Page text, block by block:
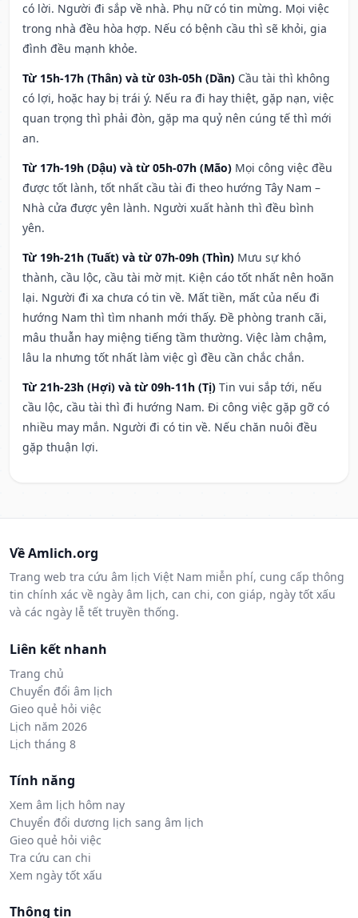
có lời. Người đi sắp về nhà. Phụ nữ có tin mừng. Mọi việc
trong nhà đều hòa hợp. Nếu có bệnh cầu thì sẽ khỏi, gia
đình đều mạnh khỏe.
Từ 15h-17h (Thân) và từ 03h-05h (Dần) Cầu tài thì không
có lợi, hoặc hay bị trái ý. Nếu ra đi hay thiệt, gặp nạn, việc
quan trọng thì phải đòn, gặp ma quỷ nên cúng tế thì mới
an.
Từ 17h-19h (Dậu) và từ 05h-07h (Mão) Mọi công việc đều
được tốt lành, tốt nhất cầu tài đi theo hướng Tây Nam –
Nhà cửa được yên lành. Người xuất hành thì đều bình
yên.
Từ 19h-21h (Tuất) và từ 07h-09h (Thìn) Mưu sự khó
thành, cầu lộc, cầu tài mờ mịt. Kiện cáo tốt nhất nên hoãn
lại. Người đi xa chưa có tin về. Mất tiền, mất của nếu đi
hướng Nam thì tìm nhanh mới thấy. Đề phòng tranh cãi,
mâu thuẫn hay miệng tiếng tầm thường. Việc làm chậm,
lâu la nhưng tốt nhất làm việc gì đều cần chắc chắn.
Từ 21h-23h (Hợi) và từ 09h-11h (Tị) Tin vui sắp tới, nếu
cầu lộc, cầu tài thì đi hướng Nam. Đi công việc gặp gỡ có
nhiều may mắn. Người đi có tin về. Nếu chăn nuôi đều
gặp thuận lợi.
Về Amlich.org
Trang web tra cứu âm lịch Việt Nam miễn phí, cung cấp thông
tin chính xác về ngày âm lịch, can chi, con giáp, ngày tốt xấu
và các ngày lễ tết truyền thống.
Liên kết nhanh
Trang chủ
Chuyển đổi âm lịch
Gieo quẻ hỏi việc
Lịch năm 2026
Lịch tháng 8
Tính năng
Xem âm lịch hôm nay
Chuyển đổi dương lịch sang âm lịch
Gieo quẻ hỏi việc
Tra cứu can chi
Xem ngày tốt xấu
Thông tin